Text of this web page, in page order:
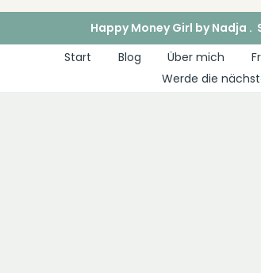
Happy Money Girl by Nadja
Start
Blog Über mich
Werde die